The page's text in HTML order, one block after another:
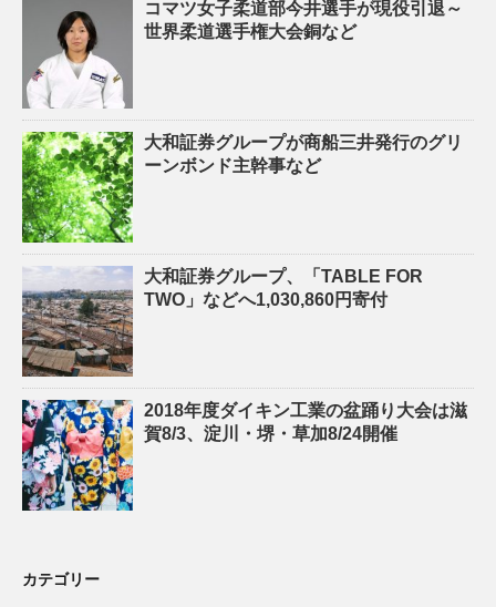
コマツ女子柔道部今井選手が現役引退～
世界柔道選手権大会銅など
大和証券グループが商船三井発行のグリ
ーンボンド主幹事など
大和証券グループ、「TABLE FOR
TWO」などへ1,030,860円寄付
2018年度ダイキン工業の盆踊り大会は滋
賀8/3、淀川・堺・草加8/24開催
カテゴリー